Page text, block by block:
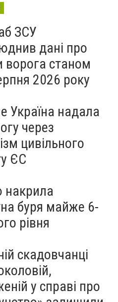
ЗСУ
дані про
ворога станом
2026 року
Україна надала
через
цивільного
ЄС
буря майже 6-
рівня
скадовчанці
у справі про